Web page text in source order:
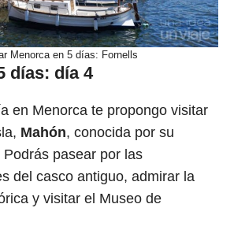
Menorca en 5 días: Fornells
días: día 4
en Menorca te propongo visitar
Mahón, conocida por su
pasear por las
del casco antiguo, admirar la
y visitar el Museo de